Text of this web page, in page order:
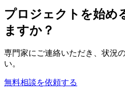
プロジェクトを始め
ますか？
専門家にご連絡いただき、状況
い。
無料相談を依頼する